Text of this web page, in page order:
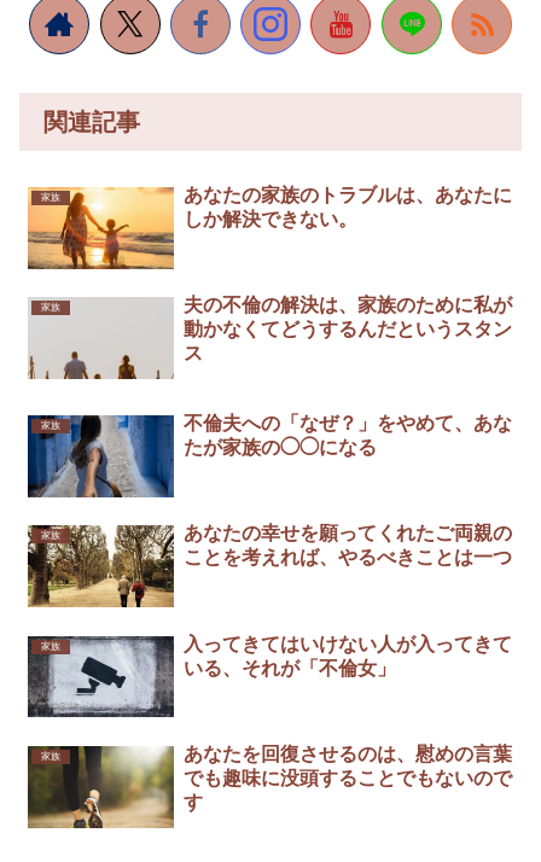
関連記事
家族
あなたの家族のトラブルは、あなたに
しか解決できない。
家族
夫の不倫の解決は、家族のために私が
動かなくてどうするんだというスタン
ス
家族
不倫夫への「なぜ？」をやめて、あな
たが家族の◯◯になる
家族
あなたの幸せを願ってくれたご両親の
ことを考えれば、やるべきことは一つ
家族
入ってきてはいけない人が入ってきて
いる、それが「不倫女」
家族
あなたを回復させるのは、慰めの言葉
でも趣味に没頭することでもないので
す